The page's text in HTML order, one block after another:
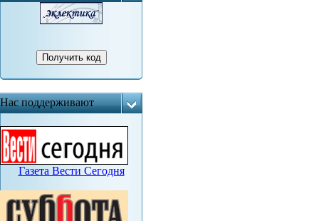
Нас поддерживают
Газета Вести Сегодня